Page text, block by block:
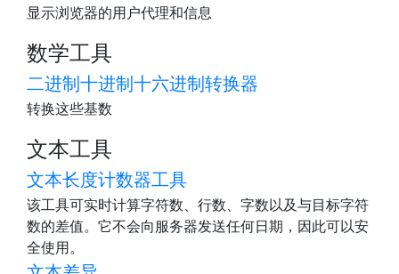
显示浏览器的用户代理和信息
数学工具
二进制十进制十六进制转换器
转换这些基数
文本工具
文本长度计数器工具
该工具可实时计算字符数、行数、字数以及与目标字符
数的差值。它不会向服务器发送任何日期，因此可以安
全使用。